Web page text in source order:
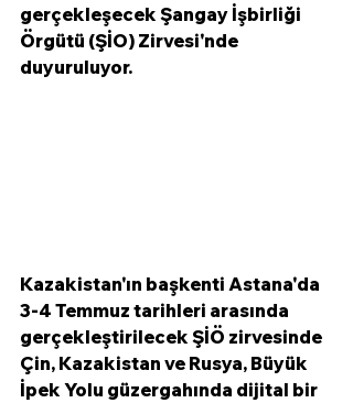
gerçekleşecek Şangay İşbirliği
Örgütü (ŞİO) Zirvesi'nde
duyuruluyor.
Kazakistan'ın başkenti Astana'da
3-4 Temmuz tarihleri ​​arasında
gerçekleştirilecek ŞİÖ zirvesinde
Çin, Kazakistan ve Rusya, Büyük
İpek Yolu güzergahında dijital bir